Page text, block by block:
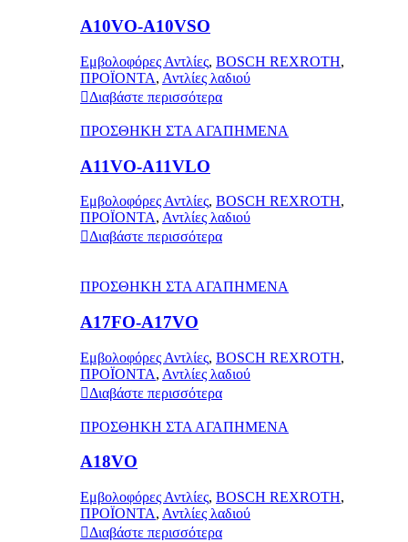
A10VO-A10VSO
Εμβολοφόρες Αντλίες, BOSCH REXROTH,
ΠΡΟΪΟΝΤΑ, Αντλίες λαδιού
Διαβάστε περισσότερα
ΠΡΟΣΘΗΚΗ ΣΤΑ ΑΓΑΠΗΜΕΝΑ
A11VO-A11VLO
Εμβολοφόρες Αντλίες, BOSCH REXROTH,
ΠΡΟΪΟΝΤΑ, Αντλίες λαδιού
Διαβάστε περισσότερα
ΠΡΟΣΘΗΚΗ ΣΤΑ ΑΓΑΠΗΜΕΝΑ
A17FO-A17VO
Εμβολοφόρες Αντλίες, BOSCH REXROTH,
ΠΡΟΪΟΝΤΑ, Αντλίες λαδιού
Διαβάστε περισσότερα
ΠΡΟΣΘΗΚΗ ΣΤΑ ΑΓΑΠΗΜΕΝΑ
A18VO
Εμβολοφόρες Αντλίες, BOSCH REXROTH,
ΠΡΟΪΟΝΤΑ, Αντλίες λαδιού
Διαβάστε περισσότερα